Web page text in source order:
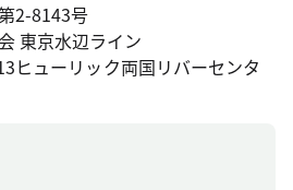
2-8143号
東京水辺ライン
ヒューリック両国リバーセンタ